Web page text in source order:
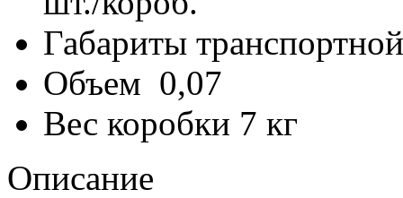
Габариты
Объем 0,07
Вес коробки 7 кг
Описание